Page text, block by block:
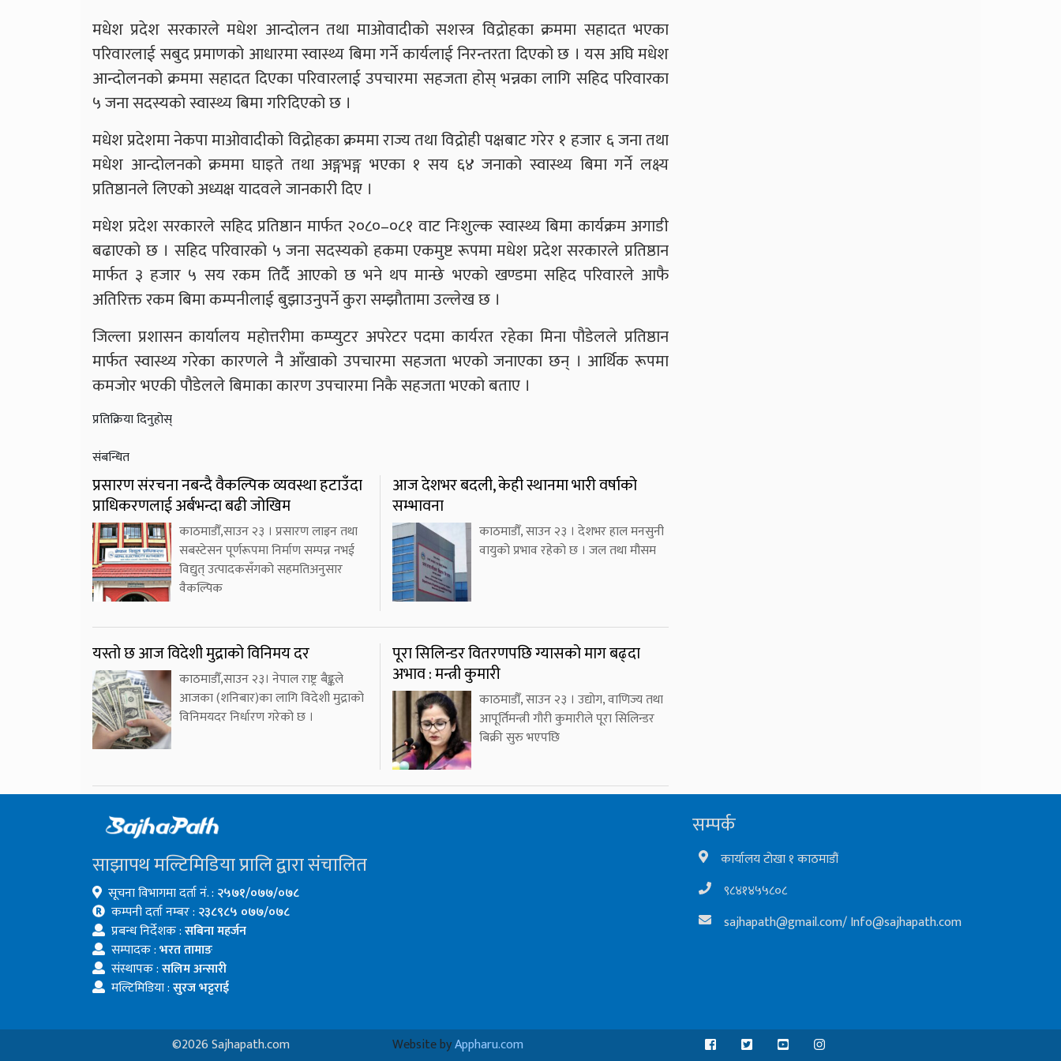
मधेश प्रदेश सरकारले मधेश आन्दोलन तथा माओवादीको सशस्त्र विद्रोहका क्रममा सहादत भएका
परिवारलाई सबुद प्रमाणको आधारमा स्वास्थ्य बिमा गर्ने कार्यलाई निरन्तरता दिएको छ । यस अघि मधेश
आन्दोलनको क्रममा सहादत दिएका परिवारलाई उपचारमा सहजता होस् भन्नका लागि सहिद परिवारका
५ जना सदस्यको स्वास्थ्य बिमा गरिदिएको छ ।
मधेश प्रदेशमा नेकपा माओवादीको विद्रोहका क्रममा राज्य तथा विद्रोही पक्षबाट गरेर १ हजार ६ जना तथा
मधेश आन्दोलनको क्रममा घाइते तथा अङ्गभङ्ग भएका १ सय ६४ जनाको स्वास्थ्य बिमा गर्ने लक्ष्य
प्रतिष्ठानले लिएको अध्यक्ष यादवले जानकारी दिए ।
मधेश प्रदेश सरकारले सहिद प्रतिष्ठान मार्फत २०८०–०८१ वाट निःशुल्क स्वास्थ्य बिमा कार्यक्रम अगाडी
बढाएको छ । सहिद परिवारको ५ जना सदस्यको हकमा एकमुष्ट रूपमा मधेश प्रदेश सरकारले प्रतिष्ठान
मार्फत ३ हजार ५ सय रकम तिर्दै आएको छ भने थप मान्छे भएको खण्डमा सहिद परिवारले आफै
अतिरिक्त रकम बिमा कम्पनीलाई बुझाउनुपर्ने कुरा सम्झौतामा उल्लेख छ ।
जिल्ला प्रशासन कार्यालय महोत्तरीमा कम्प्युटर अपरेटर पदमा कार्यरत रहेका मिना पौडेलले प्रतिष्ठान
मार्फत स्वास्थ्य गरेका कारणले नै आँखाको उपचारमा सहजता भएको जनाएका छन् । आर्थिक रूपमा
कमजोर भएकी पौडेलले बिमाका कारण उपचारमा निकै सहजता भएको बताए ।
प्रतिक्रिया दिनुहोस्
संबन्धित
प्रसारण संरचना नबन्दै वैकल्पिक व्यवस्था हटाउँदा
प्राधिकरणलाई अर्बभन्दा बढी जोखिम
काठमाडौँ,साउन २३ । प्रसारण लाइन तथा
सबस्टेसन पूर्णरूपमा निर्माण सम्पन्न नभई
विद्युत् उत्पादकसँगको सहमतिअनुसार
वैकल्पिक
आज देशभर बदली, केही स्थानमा भारी वर्षाको
सम्भावना
काठमाडौँ, साउन २३ । देशभर हाल मनसुनी
वायुको प्रभाव रहेको छ । जल तथा मौसम
यस्तो छ आज विदेशी मुद्राको विनिमय दर
काठमाडौँ,साउन २३। नेपाल राष्ट्र बैङ्कले
आजका (शनिबार)का लागि विदेशी मुद्राको
विनिमयदर निर्धारण गरेको छ ।
पूरा सिलिन्डर वितरणपछि ग्यासको माग बढ्दा
अभाव : मन्त्री कुमारी
काठमाडौँ, साउन २३ । उद्योग, वाणिज्य तथा
आपूर्तिमन्त्री गौरी कुमारीले पूरा सिलिन्डर
बिक्री सुरु भएपछि
साझापथ मल्टिमिडिया प्रालि द्वारा संचालित
सूचना विभागमा दर्ता नं. : २५७१/०७७/०७८
कम्पनी दर्ता नम्बर : २३८९८५ ०७७/०७८
प्रबन्ध निर्देशक :सबिना महर्जन
सम्पादक :भरत तामाङ
संस्थापक :सलिम अन्सारी
मल्टिमिडिया :सुरज भट्टराई
सम्पर्क
कार्यालय टोखा १ काठमाडौं
९८४१४५५८०८
sajhapath@gmail.com/Info@sajhapath.com
©2026 Sajhapath.com Website byAppharu.com